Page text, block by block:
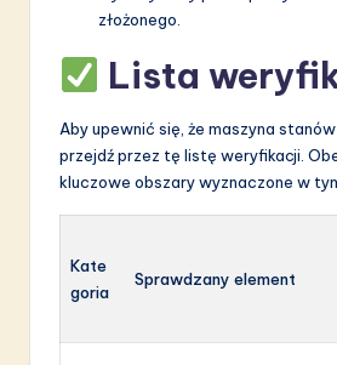
złożonego.
Lista
Aby upewnić się, że maszyna
przejdź przez tę listę weryfikacji.
kluczowe obszary wyznaczone w
Kate
goria
Sprawdzany element